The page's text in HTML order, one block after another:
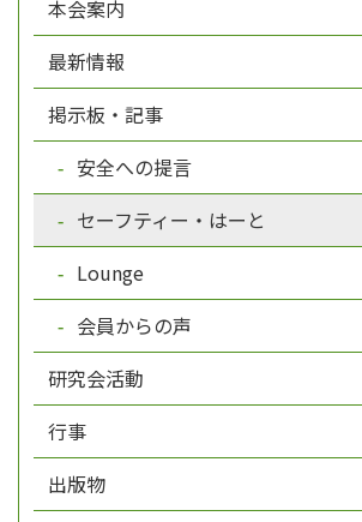
本会案内
最新情報
掲示板・記事
安全への提言
セーフティー・はーと
Lounge
会員からの声
研究会活動
行事
出版物